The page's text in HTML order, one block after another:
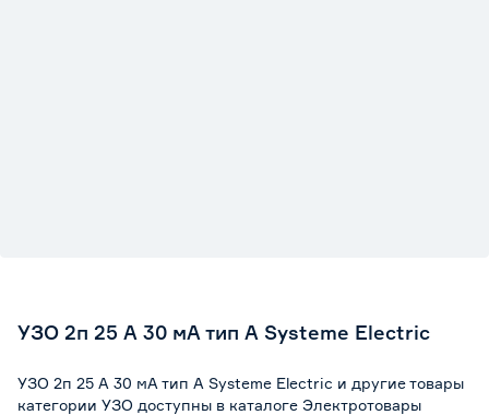
УЗО 2п 25 А 30 мА тип А Systeme Electric
УЗО 2п 25 А 30 мА тип А Systeme Electric и другие товары
категории УЗО доступны в каталоге Электротовары